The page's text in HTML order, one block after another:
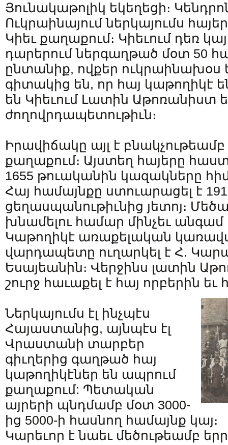
Յունակաթոլիկ եկեղեցի։
Ուկրաինայում ներկայումս
Կիեւ քաղաքում։ Կիեւում դեռ
դարերում ներգաղթած մօտ 50
ընտանիք, ովքեր ուկրաինախօս
գիտակից են, որ հայ կաթողիկէ
են Կիեւում Լատին Աթոռանիստ
ժողովրդապետութիւն։
Իրավիճակը այլ է
քաղաքում։ Այստեղ հայերը
1655 թուականին կազակները
Հայ համայնքը ստուարացել է
ցեղասպանութիւնից յետոյ։
խնամելու համար մինչեւ
Կաթողիկէ առաքելական
վարդապետը ուղարկել է Հ.
Եսայեանին։ Վերջինս լատին
շուրջ հաւաքել է հայ որբերին եւ
Ներկայումս էլ ինչպէս
Հայաստանից, այնպէս էլ
Վրաստանի տարբեր
գիւղերից գաղթած հայ
կաթողիկէներ են ապրում
քաղաքում: Պետական
այրերի պնդմամբ մօտ 3000-
ից 5000-ի հասնող համայնք կայ։
Կարեւոր է նաեւ մեծութեամբ